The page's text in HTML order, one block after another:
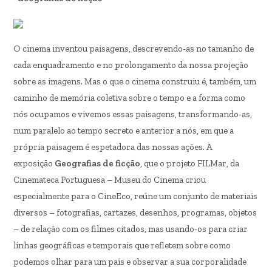
O cinema inventou paisagens, descrevendo-as no tamanho de
cada enquadramento e no prolongamento da nossa projeção
sobre as imagens. Mas o que o cinema construiu é, também, um
caminho de memória coletiva sobre o tempo e a forma como
nós ocupamos e vivemos essas paisagens, transformando-as,
num paralelo ao tempo secreto e anterior a nós, em que a
própria paisagem é espetadora das nossas ações. A
exposição Geografias de ficção, que o projeto FILMar, da
Cinemateca Portuguesa – Museu do Cinema criou
especialmente para o CineEco, reúne um conjunto de materiais
diversos – fotografias, cartazes, desenhos, programas, objetos
– de relação com os filmes citados, mas usando-os para criar
linhas geográficas e temporais que refletem sobre como
podemos olhar para um país e observar a sua corporalidade